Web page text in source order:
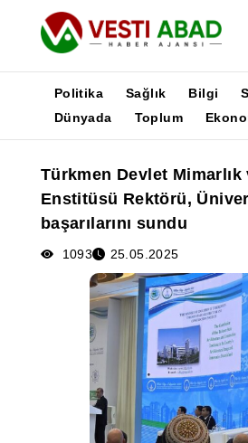
Yayınlar
Medya
Poster
Politika Sağlık Bilgi
Dünyada
Toplum
Türkmen Devlet Mimarlık
Enstitüsü Rektörü,
başarılarını sundu
1093 25.05.2025